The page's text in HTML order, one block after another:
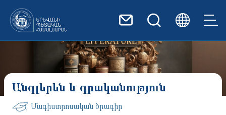
Անգլերեն և գրականություն
Մագիստրոսական ծրագիր